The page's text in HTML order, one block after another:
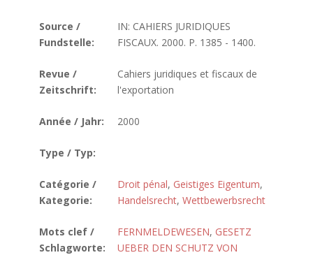
Source /
Fundstelle:
IN: CAHIERS JURIDIQUES
FISCAUX. 2000. P. 1385 - 1400.
Revue /
Zeitschrift:
Cahiers juridiques et fiscaux de
l'exportation
Année / Jahr: 2000
Type / Typ:
Catégorie /
Kategorie:
Droit pénal, Geistiges Eigentum,
Handelsrecht, Wettbewerbsrecht
Mots clef /
Schlagworte:
FERNMELDEWESEN, GESETZ
UEBER DEN SCHUTZ VON